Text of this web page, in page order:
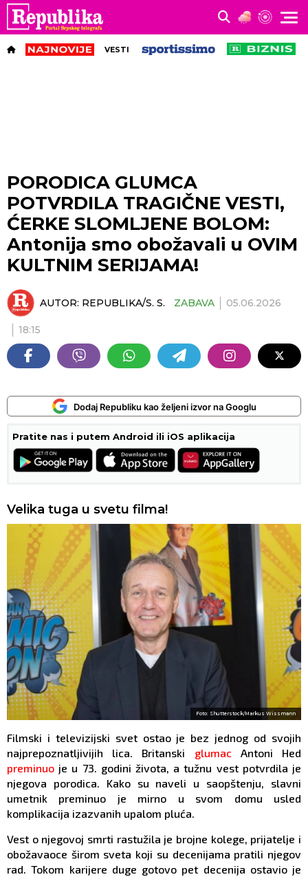
VESTI
PORODICA GLUMCA
POTVRDILA TRAGIČNE VESTI,
ĆERKE SLOMLJENE BOLOM:
Antonija smo obožavali u OVIM
KULTNIM SERIJAMA!
AUTOR: REPUBLIKA/S. S. ZABAVA 05.06.2026
18:15
Dodaj Republiku kao željeni izvor na Googlu
Pratite nas i putem Android ili iOS aplikacija
Velika tuga u svetu filma!
Foto: Shutterstock/Markus Wissmann
Filmski i televizijski svet ostao je bez jednog od svojih
najprepoznatljivijih lica. Britanski glumacAntoni Hed
preminuo je u 73. godini života, a tužnu vest potvrdila je
njegova porodica. Kako su naveli u saopštenju, slavni
umetnik preminuo je mirno u svom domu usled
komplikacija izazvanih upalom pluća.
Vest o njegovoj smrti rastužila je brojne kolege, prijatelje i
obožavaoce širom sveta koji su decenijama pratili njegov
rad. Tokom karijere duge gotovo pet decenija ostavio je